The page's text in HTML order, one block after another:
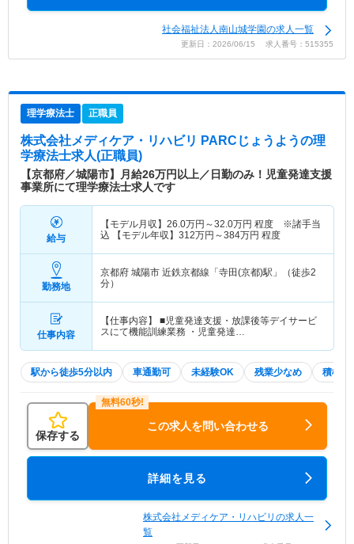
社会福祉法人南山城学園の求人一覧
更新日：2026/06/15 求人番号：515355
理学療法士 正職員
株式会社メディケア・リハビリ PARCじょうようの理
学療法士求人(正職員)
【京都府／城陽市】月給26万円以上／日勤のみ！児童発達支援
事業所にて理学療法士求人です
給与
【モデル月収】 26.0万円～32.0万円 程度 ※諸手当
込 【モデル年収】 312万円～384万円 程度
勤務地
京都府 城陽市 近鉄京都線「寺田(京都)駅」（徒歩2
分）
仕事内容
【仕事内容】 ■児童発達支援・放課後等デイサービ
スにて機能訓練業務 ・児童発達…
駅から徒歩5分以内 車通勤可 未経験OK 残業少なめ 積極採
保存する
この求人を問い合わせる
詳細を見る
株式会社メディケア・リハビリの求人一
覧